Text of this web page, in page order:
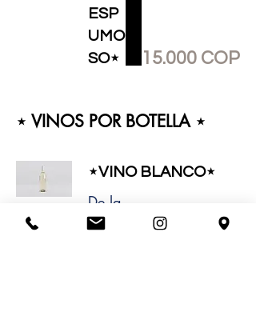
ESP
UMO
SO⋆
15.000 COP
⋆ VINOS POR BOTELLA ⋆
⋆VINO BLANCO⋆
De la
casa
80.000 COP